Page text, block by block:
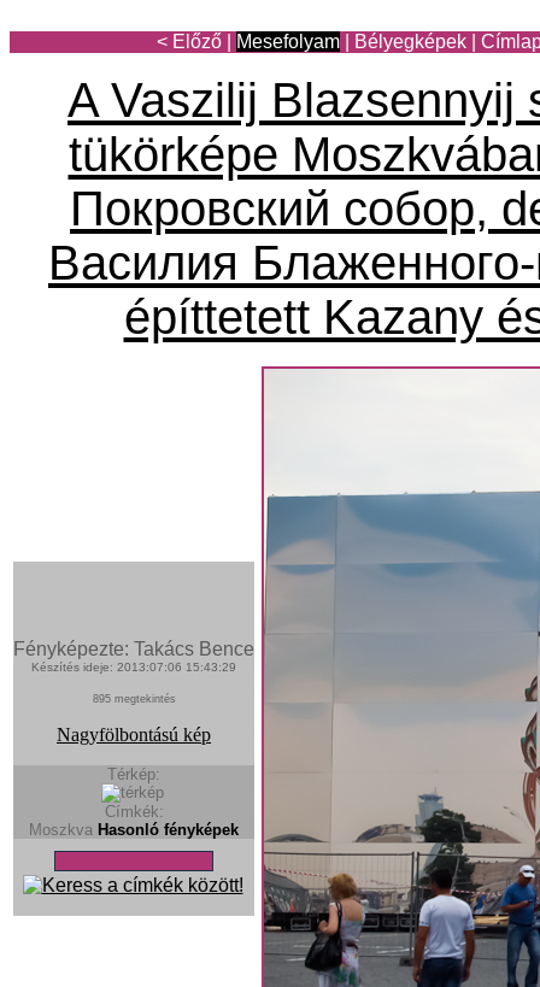
< Előző Mesefolyam Bélyegképek
A Vaszilij Blazsennyij
tükörképe
Покровский собор,
Василия
építtetett Kazany
Fényképezte: Takács Bence
Készítés ideje: 2013:07:06 15:43:29
895 megtekintés
Nagyfölbontású kép
Térkép:
Címkék:
Moszkva Hasonló fényképek